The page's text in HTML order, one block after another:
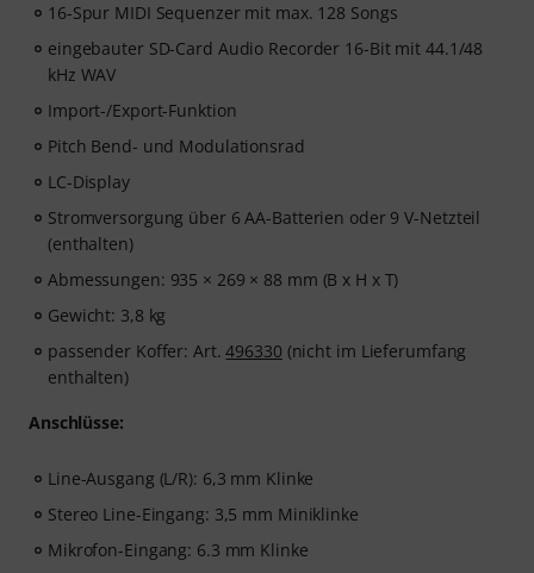
16-Spur MIDI Sequenzer mit max. 128 Songs
eingebauter SD-Card Audio Recorder 16-Bit mit 44.1/48
kHz WAV
Import-/Export-Funktion
Pitch Bend- und Modulationsrad
LC-Display
Stromversorgung über 6 AA-Batterien oder 9 V-Netzteil
(enthalten)
Abmessungen: 935 × 269 × 88 mm (B x H x T)
Gewicht: 3,8 kg
passender Koffer: Art.496330 (nicht im Lieferumfang
enthalten)
Anschlüsse:
Line-Ausgang (L/R): 6,3 mm Klinke
Stereo Line-Eingang: 3,5 mm Miniklinke
Mikrofon-Eingang: 6.3 mm Klinke